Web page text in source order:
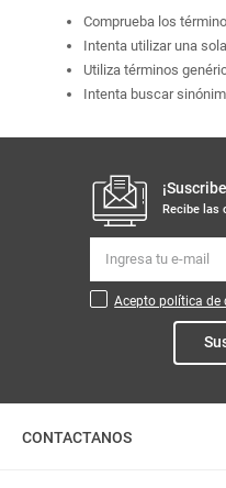
Comprueba los
Intenta utilizar una
Utiliza términos
Intenta buscar
Recibe las
Acepto política de
CONTACTANOS